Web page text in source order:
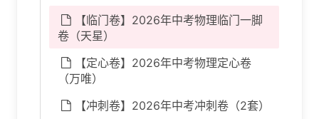
【临门卷】2026年中考物理临门一脚
卷（天星）
【定心卷】2026年中考物理定心卷
（万唯）
【冲刺卷】2026年中考冲刺卷（2套）